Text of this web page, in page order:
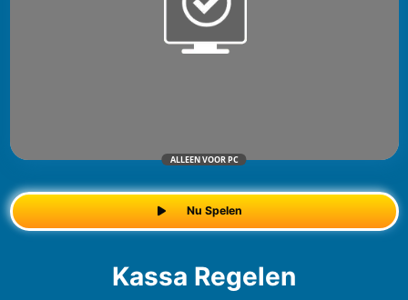
ALLEEN VOOR PC
Nu Spelen
Kassa Regelen